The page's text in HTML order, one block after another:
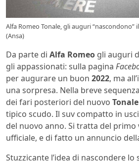
Alfa Romeo Tonale, gli auguri “nascondono”
(Ansa)
Da parte di Alfa Romeo gli auguri
gli appassionati: sulla pagina
per augurare un buon 2022, ma
una sorpresa. Nella breve
dei fari posteriori del nuovo Tonale
tipico scudo. Il suv compatto in
del nuovo anno. Si tratta del primo
ufficiale, e di fatto un annuncio
Stuzzicante l’idea di nascondere